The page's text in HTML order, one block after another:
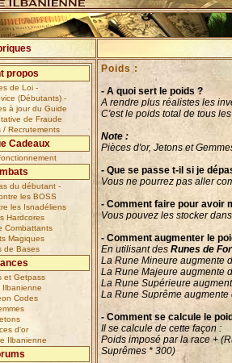
propos
de Loi -
(Débutants) -
à jour du Guide
de Fraude
/ Recrutements
Cadeaux
du débutant -
les BOSS
les Isnadéliens
Hardcores
Combattants
Magiques
de Bases
et Getpass
Ilbanienne
Codes
d'or
Ilbanienne
Poids :
- A quoi sert le poids ?
A rendre plus réalistes les
C'est le poids total de tous
Note :
Pièces d'or, Jetons et
- Que se passe t-il si je
Vous ne pourrez pas aller
- Comment faire pour avoir
Vous pouvez les stocker
- Comment augmenter le
En utilisant des Runes de
La Rune Mineure augmente
La Rune Majeure augmente
La Rune Supérieure
La Rune Suprême
- Comment se calcule le
Il se calcule de cette façon :
Poids imposé par la race +
Suprêmes * 300)